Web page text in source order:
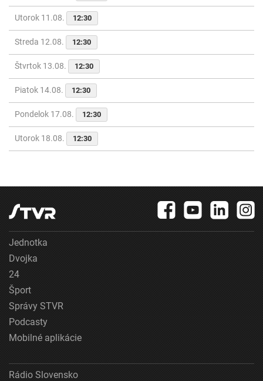
Utorok 11.08. 12:30
Streda 12.08. 12:30
Štvrtok 13.08. 12:30
Piatok 14.08. 12:30
Pondelok 17.08. 12:30
Utorok 18.08. 12:30
Jednotka
Dvojka
24
Šport
Správy STVR
Podcasty
Mobilné aplikácie
Rádio Slovensko